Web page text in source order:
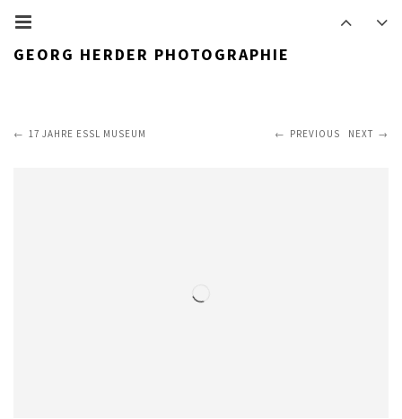
GEORG HERDER PHOTOGRAPHIE
PREVIOUS NEXT
17 JAHRE ESSL MUSEUM